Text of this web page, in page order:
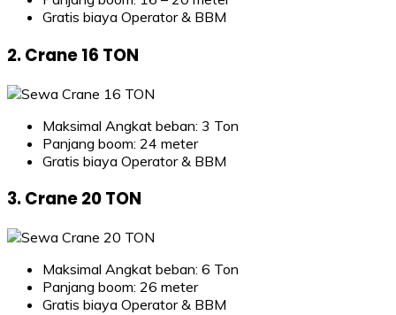
Gratis biaya Operator & BBM
2. Crane 16 TON
Maksimal Angkat beban: 3 Ton
Panjang boom: 24 meter
Gratis biaya Operator & BBM
3. Crane 20 TON
Maksimal Angkat beban: 6 Ton
Panjang boom: 26 meter
Gratis biaya Operator & BBM